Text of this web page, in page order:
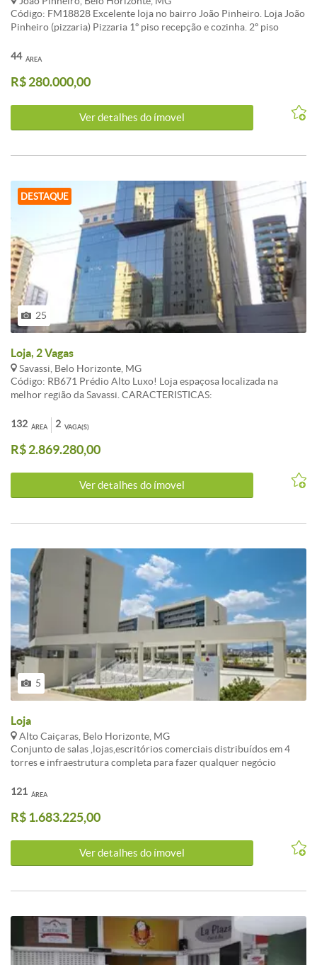
Código: FM18828 Excelente loja no bairro João Pinheiro. Loja João
Pinheiro (pizzaria) Pizzaria 1º piso recepção e cozinha. 2º piso
ÁREA
44
R$ 280.000,00
Ver detalhes do ímovel
DESTAQUE
25
Loja, 2 Vagas
Savassi, Belo Horizonte, MG
Código: RB671 Prédio Alto Luxo! Loja espaçosa localizada na
melhor região da Savassi. CARACTERISTICAS:
ÁREA
132 VAGA(S)
2
R$ 2.869.280,00
Ver detalhes do ímovel
5
Loja
Alto Caiçaras, Belo Horizonte, MG
Conjunto de salas ,lojas,escritórios comerciais distribuídos em 4
torres e infraestrutura completa para fazer qualquer negócio
mixed use de BH.
ÁREA
121
R$ 1.683.225,00
Ver detalhes do ímovel